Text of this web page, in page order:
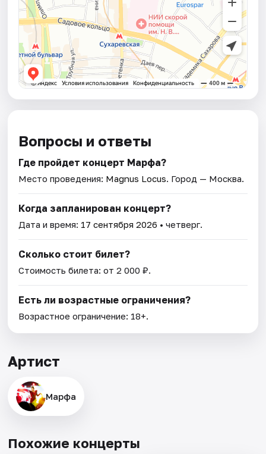
Вопросы и ответы
Где пройдет концерт Марфа?
Место проведения: Magnus Locus. Город — Москва.
Когда запланирован концерт?
Дата и время: 17 сентября 2026 • четверг.
Сколько стоит билет?
Стоимость билета: от 2 000 ₽.
Есть ли возрастные ограничения?
Возрастное ограничение: 18+.
Артист
Марфа
Похожие концерты